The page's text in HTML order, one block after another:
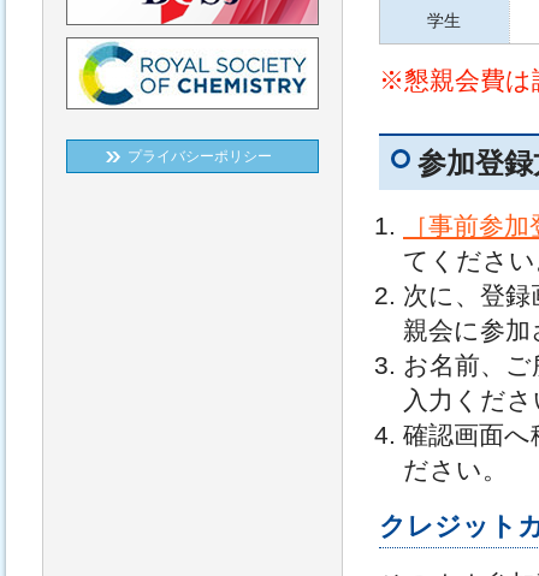
プライバシーポリシー
学生
※懇親会費は
参加登
［事前参
てくださ
次に、登
親会に参
お名前、
入力くだ
確認画面
ださい。
クレジット